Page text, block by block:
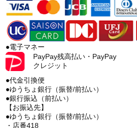
●電子マネー
PayPay残高払い・PayPay
クレジット
●代金引換便
●ゆうちょ銀行（振替/前払い）
●銀行振込（前払い）
【お振込先】
●ゆうちょ銀行（振替/前払い）
・店番418